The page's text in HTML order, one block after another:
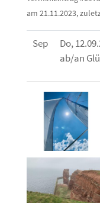
am 21.11.2023,
Sep
Do,
ab/an